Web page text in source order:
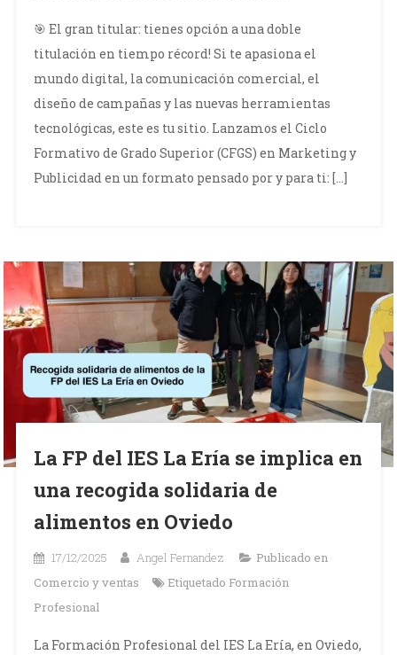
🎯 El gran titular: tienes opción a una doble
titulación en tiempo récord! Si te apasiona el
mundo digital, la comunicación comercial, el
diseño de campañas y las nuevas herramientas
tecnológicas, este es tu sitio. Lanzamos el Ciclo
Formativo de Grado Superior (CFGS) en Marketing y
Publicidad en un formato pensado por y para ti: […]
La FP del IES La Ería se implica en
una recogida solidaria de
alimentos en Oviedo
17/12/2025 Angel Fernandez
Publicado en
Comercio y ventas
Etiquetado Formación
Profesional
La Formación Profesional del IES La Ería, en Oviedo,